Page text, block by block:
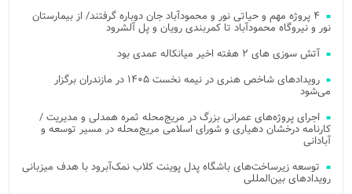
۴ پروژه مهم و حیاتی نور و محمودآباد جان دوباره گرفتند/ از بیمارستان
نور و نیروگاه محمودآباد تا کمربندی رویان و پل آلشرود
آتش‌ سوزی‌ های ۲ هفته اخیر میانکاله عمدی بود
رویدادهای شاخص هنری در نیمه نخست ۱۴۰۵ در مازندران برگزار
می‌شود
اجرای پروژه‌های عمرانی بزرگ در مریج‌محله ثمره همدلی و مدیریت /
کارنامه درخشان دهیاری و شورای اسلامی مریج‌محله در مسیر توسعه و
آبادانی
توسعه زیرساخت‌های باشگاه پدل پوینت کلاب نمک‌آبرود با هدف میزبانی
رویدادهای بین‌المللی